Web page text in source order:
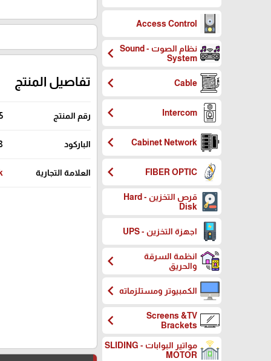
Access Control
نظام الصوت - Sound
System
chevron_left
Cable
chevron_left
Intercom
chevron_left
Cabinet Network
chevron_left
FIBER OPTIC
chevron_left
قرص التخزين - Hard
Disk
اجهزة التخزين - UPS
انظمة السرقة
والحريق
chevron_left
الكمبيوتر ومستلزماتهchevron_left
Screens &TV
Brackets
chevron_left
مواتير البوابات - SLIDING
MOTOR
تفاصيل المنتج
رقم المنتج
الباركود
العلامة التجارية